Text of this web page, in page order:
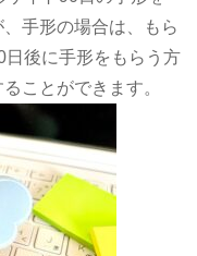
手形の場合は、もら
日後に手形をもらう方
ことができます。